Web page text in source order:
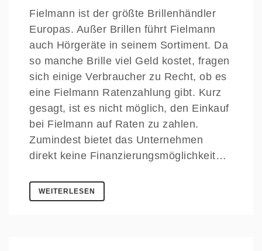
Fielmann ist der größte Brillenhändler
Europas. Außer Brillen führt Fielmann
auch Hörgeräte in seinem Sortiment. Da
so manche Brille viel Geld kostet, fragen
sich einige Verbraucher zu Recht, ob es
eine Fielmann Ratenzahlung gibt. Kurz
gesagt, ist es nicht möglich, den Einkauf
bei Fielmann auf Raten zu zahlen.
Zumindest bietet das Unternehmen
direkt keine Finanzierungsmöglichkeit…
WEITERLESEN